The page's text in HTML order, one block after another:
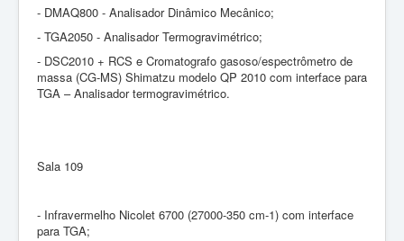
- DMAQ800 - Analisador Dinâmico Mecânico;
- TGA2050 - Analisador Termogravimétrico;
- DSC2010 + RCS e Cromatografo gasoso/espectrômetro de
massa (CG-MS) Shimatzu modelo QP 2010 com interface para
TGA – Analisador termogravimétrico.
Sala 109
- Infravermelho Nicolet 6700 (27000-350 cm-1) com interface
para TGA;